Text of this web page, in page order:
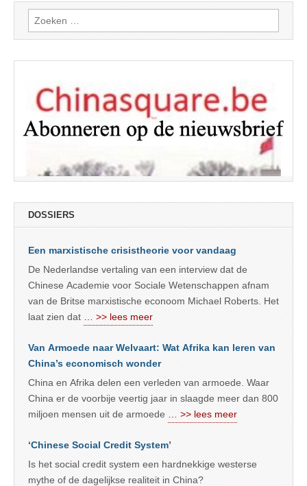
Zoeken
naar:
DOSSIERS
Een marxistische crisistheorie voor vandaag
De Nederlandse vertaling van een interview dat de
Chinese Academie voor Sociale Wetenschappen afnam
van de Britse marxistische econoom Michael Roberts. Het
laat zien dat
… >> lees meer
Van Armoede naar Welvaart: Wat Afrika kan leren van
China’s economisch wonder
China en Afrika delen een verleden van armoede. Waar
China er de voorbije veertig jaar in slaagde meer dan 800
miljoen mensen uit de armoede
… >> lees meer
‘Chinese Social Credit System’
Is het social credit system een hardnekkige westerse
mythe of de dagelijkse realiteit in China?